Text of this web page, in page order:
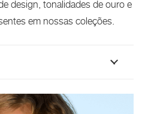
design, tonalidades de ouro e
em nossas coleções.